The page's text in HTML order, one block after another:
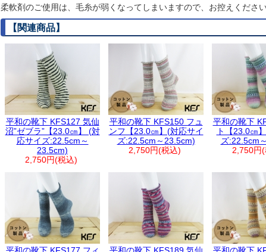
柔軟剤のご使用は、毛糸が弱くなってしまいますので、お控えください
【関連商品】
平和の靴下 KFS127 気仙
沼”ゼブラ”【23.0㎝】 (対
応サイズ:22.5cm～
23.5cm)
2,750円(税込)
平和の靴下 KFS150 フュ
ンフ【23.0㎝】(対応サイ
ズ:22.5cm～23.5cm)
2,750円(税込)
平和の靴下
ト【23.0㎝
ズ:22.5cm
2,750円